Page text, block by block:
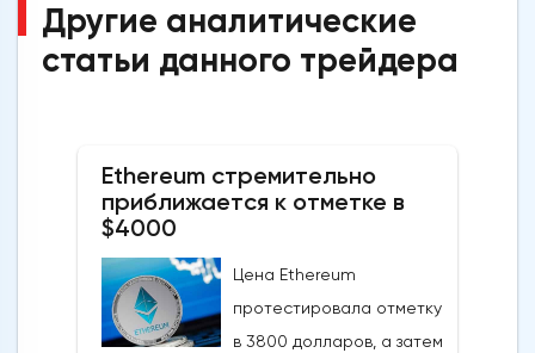
Другие аналитические
статьи данного трейдера
Ethereum стремительно
приближается к отметке в
$4000
Цена Ethereum
протестировала отметку
в 3800 долларов, а затем